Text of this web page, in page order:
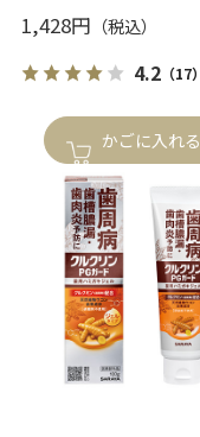
1,428円
4.2（17）
かごに入れる